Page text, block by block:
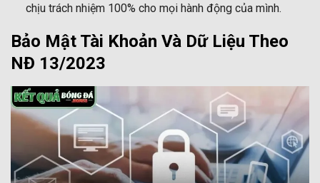
chịu trách nhiệm 100% cho mọi hành động của mình.
Bảo Mật Tài Khoản Và Dữ Liệu Theo
NĐ 13/2023